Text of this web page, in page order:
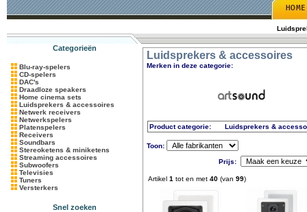
Categorieën
Blu-ray-spelers
CD-spelers
DAC's
Draadloze speakers
Home cinema sets
Luidsprekers & accessoires
Netwerk receivers
Netwerkspelers
Platenspelers
Receivers
Soundbars
Stereoketens & miniketens
Streaming accessoires
Subwoofers
Televisies
Tuners
Versterkers
Snel zoeken
Luidsprekers & accessoires
Merken in deze categorie:
Product categorie: Luidsprekers &
Toon:
Prijs:
Artikel 1 tot en met 40 (van 99)